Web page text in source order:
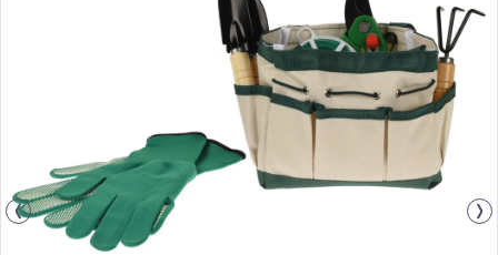
Sport és szabadban
Gyermekeknek